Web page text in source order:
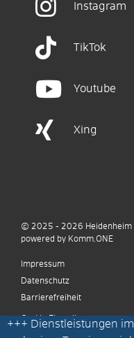
Instagram
TikTok
Youtube
Xing
+++ Dienstleistungen
© 2025 - 2026 Heidenheim
powered by Komm.ONE
Impressum
Datenschutz
Barrierefreiheit
Cookie Einstellungen